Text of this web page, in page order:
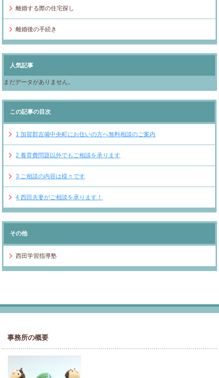
離婚する際の住宅探し
離婚後の手続き
人気記事
まだデータがありません。
この記事の目次
1 加賀郡吉備中央町にお住いの方へ無料相談のご案内
2 養育費問題以外でもご相談を承ります
3 ご相談の内容は様々です
4 西田夫妻がご相談を承ります！
その他
西田学習指導塾
事務所の概要